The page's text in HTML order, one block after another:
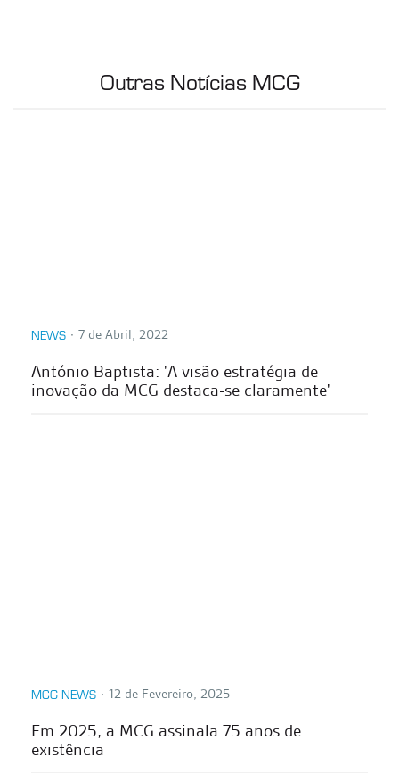
Outras Notícias MCG
NEWS ∙ 7 de Abril, 2022
António Baptista: 'A visão estratégia de
inovação da MCG destaca-se claramente'
MCG NEWS ∙ 12 de Fevereiro, 2025
Em 2025, a MCG assinala 75 anos de
existência